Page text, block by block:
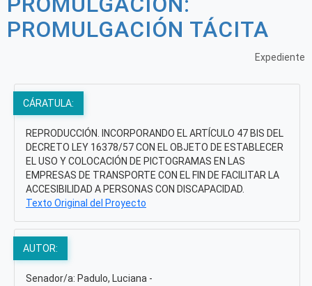
PROMULGACIÓN TÁCITA
Expediente
CÁRATULA:
REPRODUCCIÓN. INCORPORANDO EL ARTÍCULO 47 BIS DEL
DECRETO LEY 16378/57 CON EL OBJETO DE ESTABLECER
EL USO Y COLOCACIÓN DE PICTOGRAMAS EN LAS
EMPRESAS DE TRANSPORTE CON EL FIN DE FACILITAR LA
ACCESIBILIDAD A PERSONAS CON DISCAPACIDAD.
Texto Original del Proyecto
AUTOR:
Senador/a: Padulo, Luciana -